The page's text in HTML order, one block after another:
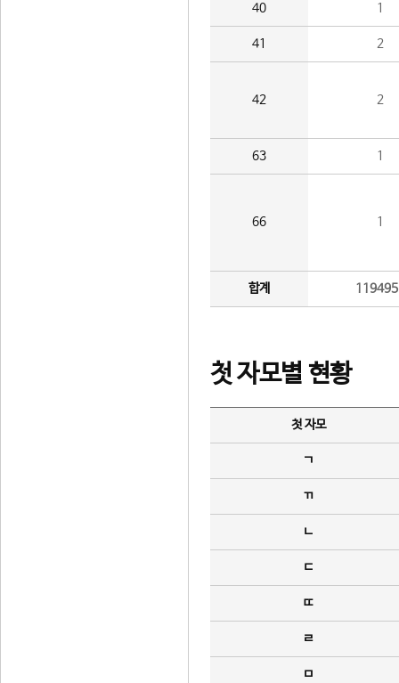
40 1
41 2
42 2
63 1
66 1
합계
첫 자모별 현황
첫 자모
ㄱ
ㄲ
ㄴ
ㄷ
ㄸ
ㄹ
ㅁ